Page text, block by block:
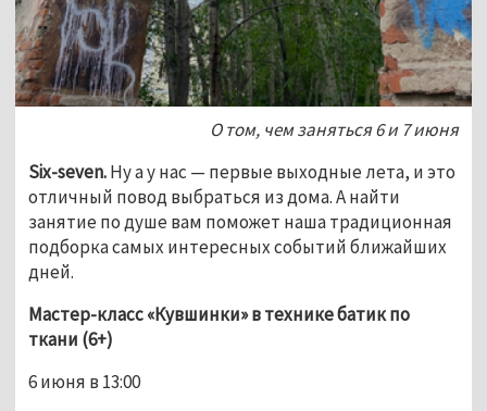
О том, чем заняться 6 и 7 июня
Six-seven. Ну а у нас — первые выходные лета, и это
отличный повод выбраться из дома. А найти
занятие по душе вам поможет наша традиционная
подборка самых интересных событий ближайших
дней.
Мастер-класс «Кувшинки» в технике батик по
ткани (6+)
6 июня в 13:00